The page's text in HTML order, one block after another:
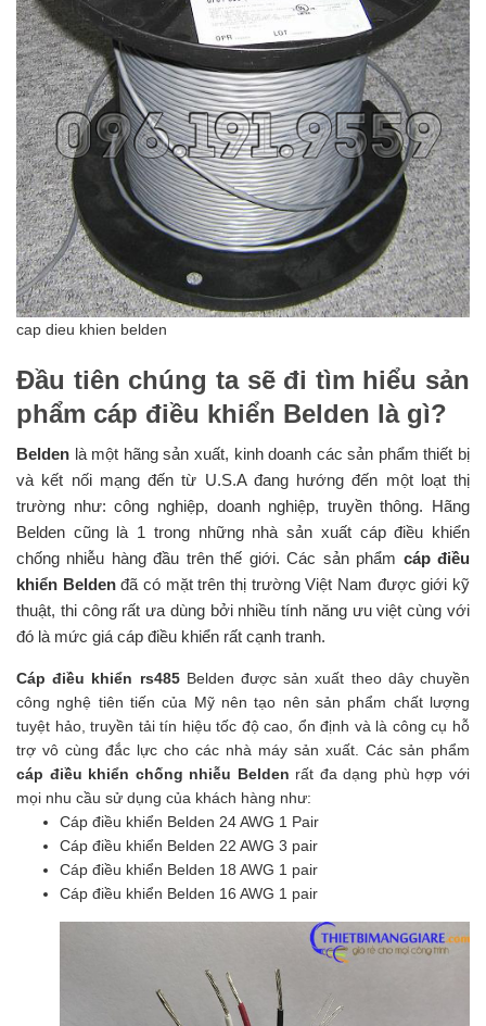
cap dieu khien belden
Đầu tiên chúng ta sẽ đi tìm hiểu sản
phẩm cáp điều khiển Belden là gì?
Belden là một hãng sản xuất, kinh doanh các sản phẩm thiết bị
và kết nối mạng đến từ U.S.A đang hướng đến một loạt thị
trường như: công nghiệp, doanh nghiệp, truyền thông. Hãng
Belden cũng là 1 trong những nhà sản xuất cáp điều khiển
chống nhiễu hàng đầu trên thế giới. Các sản phẩm cáp điều
khiển Beldenđã có mặt trên thị trường Việt Nam được giới kỹ
thuật, thi công rất ưa dùng bởi nhiều tính năng ưu việt cùng với
đó là mức giá cáp điều khiển rất cạnh tranh.
Cáp điều khiển rs485 Belden được sản xuất theo dây chuyền
công nghệ tiên tiến của Mỹ nên tạo nên sản phẩm chất lượng
tuyệt hảo, truyền tải tín hiệu tốc độ cao, ổn định và là công cụ hỗ
trợ vô cùng đắc lực cho các nhà máy sản xuất. Các sản phẩm
cáp điều khiển chống nhiễu Belden rất đa dạng phù hợp với
mọi nhu cầu sử dụng của khách hàng như:
Cáp điều khiển Belden 24 AWG 1 Pair
Cáp điều khiển Belden 22 AWG 3 pair
Cáp điều khiển Belden 18 AWG 1 pair
Cáp điều khiển Belden 16 AWG 1 pair